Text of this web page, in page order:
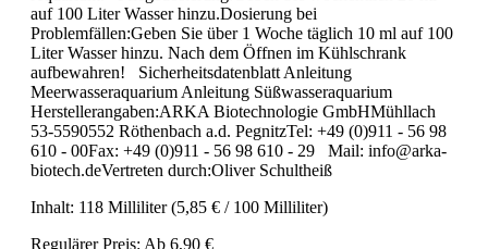
auf 100 Liter Wasser hinzu.Dosierung bei
Problemfällen:Geben Sie über 1 Woche täglich 10 ml auf 100
Liter Wasser hinzu. Nach dem Öffnen im Kühlschrank
aufbewahren! Sicherheitsdatenblatt Anleitung
Meerwasseraquarium Anleitung Süßwasseraquarium
Herstellerangaben:ARKA Biotechnologie GmbHMühllach
53-5590552 Röthenbach a.d. PegnitzTel: +49 (0)911 - 56 98
610 - 00Fax: +49 (0)911 - 56 98 610 - 29 Mail: info@arka-
biotech.deVertreten durch:Oliver Schultheiß
Inhalt: 118 Milliliter(5,85 € / 100 Milliliter)
Regulärer Preis: Ab 6,90 €